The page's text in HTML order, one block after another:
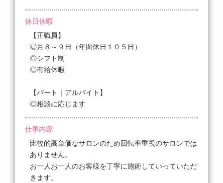
※ランク制度があり、いつまでにどの技術ができるよ
※３ヵ月に一度、評価が出ます（Ｓ評価〜Ｄ評価）
【未経験者/新卒の方】
①残業有OKの方のみ採用 給料210,000円〜
うになれば給料が上がるのかが明確になっています
※３ヵ月に一度、評価が出ます（Ｓ評価〜Ｄ評価）
《給料実績》
■スタッフAさん（経験3年で店長）
年収340~400万円
基本給26万円+役職手当2.5万円＋賞与＝月給28.5万円
休日休暇
【正職員】
◎月８～９日（年間休日１０５日）
◎シフト制
◎有給休暇
【パート｜アルバイト】
◎相談に応じます
仕事内容
比較的高単価なサロンのため回転率重視のサロンでは
ありません。
お一人お一人のお客様を丁寧に施術していっていただ
きます。